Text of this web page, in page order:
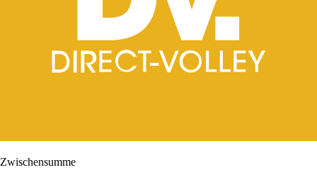
Zwischensumme